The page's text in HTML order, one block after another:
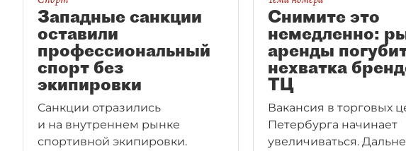
Западные санкции
оставили
профессиональный
спорт без
экипировки
Санкции отразились
и на внутреннем рынке
спортивной экипировки.
Снимите это
немедленно:
аренды
нехватка
ТЦ
Вакансия в торговых
Петербурга начинает
увеличиваться.